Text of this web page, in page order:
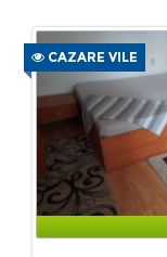
CAZARE VILE